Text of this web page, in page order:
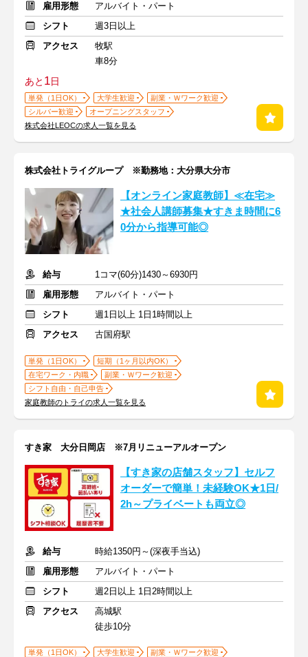
雇用形態
アルバイト・パート
シフト
週3日以上
アクセス
牧駅
車8分
あと 1日
単発（1日OK） 大学生歓迎
副業・Ｗワーク歓迎
シルバー歓迎
オープニングスタッフ
株式会社LEOCの求人一覧を見る
株式会社トライグループ ※勤務地：大分県大分市
【オンライン家庭教師】≪在宅≫
★社会人講師募集★すきま時間に6
0分から指導可能◎
給与
1コマ(60分)1430～6930円
雇用形態
アルバイト・パート
シフト
週1日以上 1日1時間以上
アクセス
古国府駅
単発（1日OK）
短期（1ヶ月以内OK）
在宅ワーク・内職
副業・Ｗワーク歓迎
シフト自由・自己申告
家庭教師のトライの求人一覧を見る
すき家 大分日岡店 ※7月リニューアルオープン
【すき家の店舗スタッフ】セルフ
オーダーで簡単！未経験OK★1日/
2h～プライベートも両立◎
給与
時給1350円～(深夜手当込)
雇用形態
アルバイト・パート
シフト
週2日以上 1日2時間以上
アクセス
高城駅
徒歩10分
単発（1日OK） 大学生歓迎
副業・Ｗワーク歓迎